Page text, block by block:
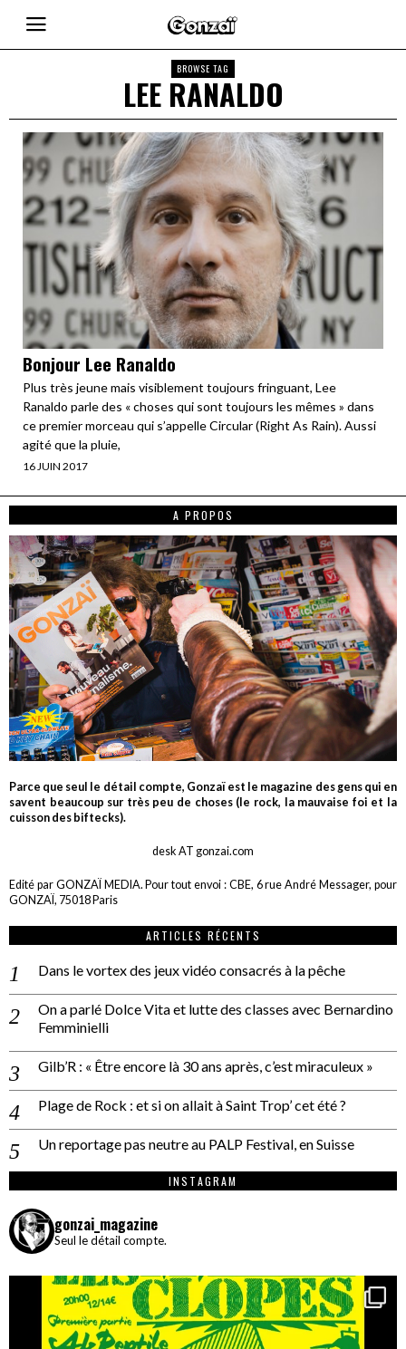
BROWSE TAG
LEE RANALDO
Bonjour Lee Ranaldo
Plus très jeune mais visiblement toujours fringuant, Lee
Ranaldo parle des « choses qui sont toujours les mêmes » dans
ce premier morceau qui s’appelle Circular (Right As Rain). Aussi
agité que la pluie,
16 JUIN 2017
A PROPOS
Parce que seul le détail compte, Gonzaï est le magazine des gens qui en
savent beaucoup sur très peu de choses (le rock, la mauvaise foi et la
cuisson des biftecks).
desk AT gonzai.com
Edité par GONZAÏ MEDIA. Pour tout envoi : CBE, 6 rue André Messager, pour
GONZAÏ, 75018 Paris
ARTICLES RÉCENTS
Dans le vortex des jeux vidéo consacrés à la pêche
On a parlé Dolce Vita et lutte des classes avec Bernardino
Femminielli
Gilb’R : « Être encore là 30 ans après, c’est miraculeux »
Plage de Rock : et si on allait à Saint Trop’ cet été ?
Un reportage pas neutre au PALP Festival, en Suisse
INSTAGRAM
gonzai_magazine
Seul le détail compte.